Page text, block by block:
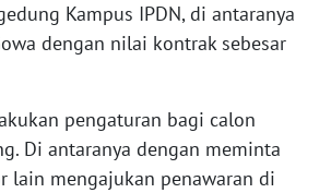
Kampus IPDN, di antaranya
dengan nilai kontrak sebesar
pengaturan bagi calon
Di antaranya dengan meminta
lain mengajukan penawaran di